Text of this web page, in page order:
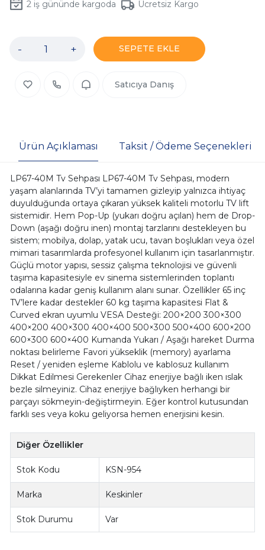
2iş gününde kargoda Ücretsiz Kargo
- + SEPETE EKLE
Satıcıya Danış
Ürün Açıklaması Taksit / Ödeme Seçenekleri
LP67-40M Tv Sehpası LP67-40M Tv Sehpası, modern
yaşam alanlarında TV’yi tamamen gizleyip yalnızca ihtiyaç
duyulduğunda ortaya çıkaran yüksek kaliteli motorlu TV lift
sistemidir. Hem Pop-Up (yukarı doğru açılan) hem de Drop-
Down (aşağı doğru inen) montaj tarzlarını destekleyen bu
sistem; mobilya, dolap, yatak ucu, tavan boşlukları veya özel
mimari tasarımlarda profesyonel kullanım için tasarlanmıştır.
Güçlü motor yapısı, sessiz çalışma teknolojisi ve güvenli
taşıma kapasitesiyle ev sinema sistemlerinden toplantı
odalarına kadar geniş kullanım alanı sunar. Özellikler 65 inç
TV’lere kadar destekler 60 kg taşıma kapasitesi Flat &
Curved ekran uyumlu VESA Desteği: 200×200 300×300
400×200 400×300 400×400 500×300 500×400 600×200
600×300 600×400 Kumanda Yukarı / Aşağı hareket Durma
noktası belirleme Favori yükseklik (memory) ayarlama
Reset / yeniden eşleme Kablolu ve kablosuz kullanım
Dikkat Edilmesi Gerekenler Cihaz enerjiye bağlı iken ıslak
bezle silmeyiniz. Cihaz enerjiye bağlıyken herhangi bir
parçayı sökmeyin-değiştirmeyin. Eğer kontrol kutusundan
farklı ses veya koku geliyorsa hemen enerjisini kesin.
Diğer Özellikler
Stok Kodu KSN-954
Marka Keskinler
Stok Durumu Var